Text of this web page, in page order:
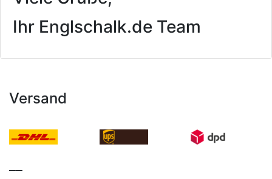
Ihr Englschalk.de Team
Versand